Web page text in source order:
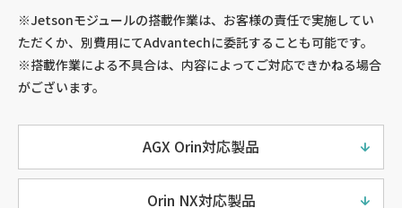
※Jetsonモジュールの搭載作業は、お客様の責任で実施してい
ただくか、別費用にてAdvantechに委託することも可能です。
※搭載作業による不具合は、内容によってご対応できかねる場合
がございます。
AGX Orin対応製品
Orin NX対応製品